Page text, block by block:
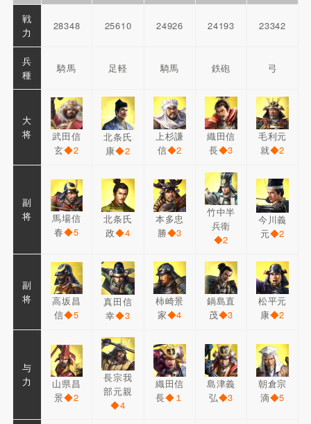
戦
力
28348 25610 24926 24193 23342
兵
種
騎馬 足軽 騎馬 鉄砲 弓
大
将
武田信
玄◆2
北条氏
康◆2
上杉謙
信◆2
織田信
長◆3
毛利元
就◆2
副
将
馬場信
春◆5
北条氏
政◆4
本多忠
勝◆3
竹中半
兵衛
◆2
今川義
元◆2
副
将
高坂昌
信◆5
真田信
幸◆3
柿崎景
家◆4
鍋島直
茂◆3
松平元
康◆2
与
力
山県昌
景◆2
長宗我
部元親
◆4
織田信
長◆１
島津義
弘◆3
朝倉宗
滴◆5